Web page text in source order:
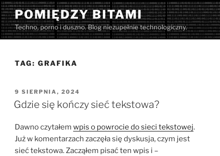
Przejdź
do
treści
POMIĘDZY BITAMI
Techno, porno i duszno. Blog niezupełnie technologiczny.
TAG: GRAFIKA
OPUBLIKOWANE
W
9 SIERPNIA, 2024
Gdzie się kończy sieć tekstowa?
Dawno czytałem wpis o powrocie do sieci tekstowej.
Już w komentarzach zaczęła się dyskusja, czym jest
sieć tekstowa. Zacząłem pisać ten wpis i –